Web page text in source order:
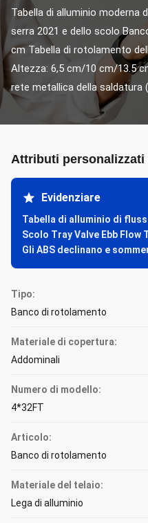
Tabella di alluminio moderna
serra 2021 e dello scolo
cm Tabella di rotolamento
Altezza: 6,5 cm/10 cm/13.5
rete metallica della saldatura
Attributi
Evidenziare
Tabella di alluminio di
Scolo Tray Valve Ebb Flow
Gli ABS declinano e
Tipo:
Banco di rotolamento
Materiale di copertura:
Addominali
Numero di modello:
4*32FT
Articolo:
Banco di rotolamento
Materiale del telaio:
Lega di alluminio